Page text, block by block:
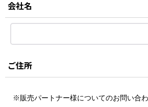
会社名
ご住所
※販売パートナー様についてのお問い合